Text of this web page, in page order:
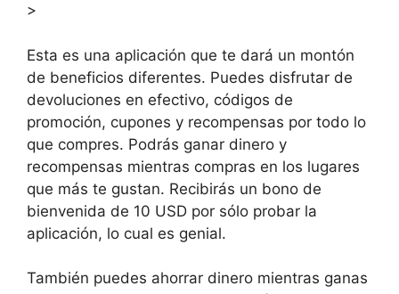
>
Esta es una aplicación que te dará un montón
de beneficios diferentes. Puedes disfrutar de
devoluciones en efectivo, códigos de
promoción, cupones y recompensas por todo lo
que compres. Podrás ganar dinero y
recompensas mientras compras en los lugares
que más te gustan. Recibirás un bono de
bienvenida de 10 USD por sólo probar la
aplicación, lo cual es genial.
También puedes ahorrar dinero mientras ganas